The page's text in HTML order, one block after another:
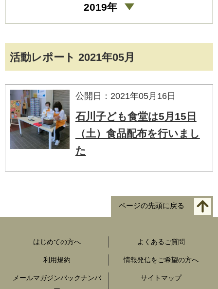
活動レポート 2021年05月
公開日：2021年05月16日
石川子ども食堂は5月15日
（土）食品配布を行いまし
た
2019年
ページの先頭に戻る
はじめての方へ よくあるご質問
利用規約 情報発信をご希望の方へ
メールマガジンバックナンバ
サイトマップ